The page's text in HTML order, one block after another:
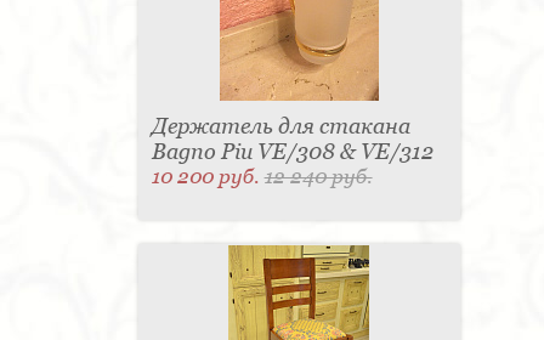
Держатель для стакана
Bagno Piu VE/308 & VE/312
10 200 руб.12 240 руб.